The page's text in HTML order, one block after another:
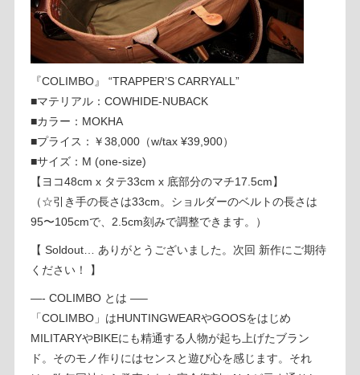
『COLIMBO』 “TRAPPER’S CARRYALL”
■マテリアル：COWHIDE-NUBACK
■カラー：MOKHA
■プライス：￥38,000（w/tax ¥39,900）
■サイズ：M (one-size)
【ヨコ48cm x タテ33cm x 底部分のマチ17.5cm】
（☆引き手の長さは33cm。ショルダーのベルトの長さは
95〜105cmで、2.5cm刻みで調整できます。）
【 Soldout… ありがとうございました。次回 新作にご期待
ください！ 】
—- COLIMBO とは —–
「COLIMBO」はHUNTINGWEARやGOOSをはじめ
MILITARYやBIKEにも精通する人物が起ち上げたブラン
ド。そのモノ作りにはセンスと遊び心を感じます。それ